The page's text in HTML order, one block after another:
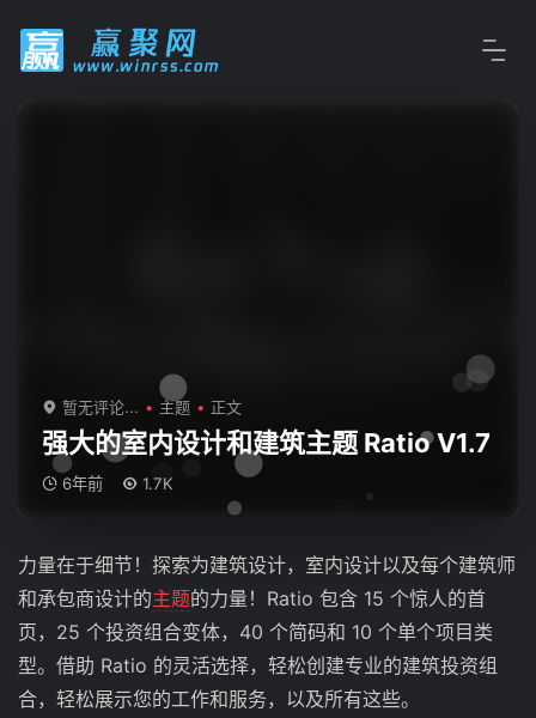
暂无评论... 主题 正文
强大的室内设计和建筑主题 Ratio V1.7
6年前 1.7K
力量在于细节！探索为建筑设计，室内设计以及每个建筑师
和承包商设计的主题的力量！Ratio 包含 15 个惊人的首
页，25 个投资组合变体，40 个简码和 10 个单个项目类
型。借助 Ratio 的灵活选择，轻松创建专业的建筑投资组
合，轻松展示您的工作和服务，以及所有这些。